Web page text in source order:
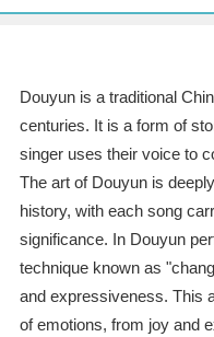
Douyun is a traditional
centuries. It is a form of
singer uses their voice to
The art of Douyun is
history, with each song
significance. In Douyun
technique known as
and expressiveness. This
of emotions, from joy and